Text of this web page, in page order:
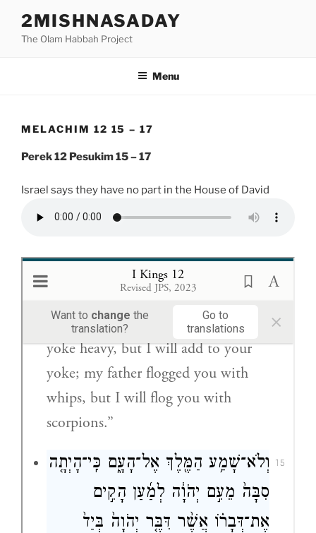
content
2MISHNASADAY
The Olam Habbah Project
Menu
MELACHIM 12 15 – 17
Perek 12 Pesukim 15 – 17
Israel says they have no part in the House of David